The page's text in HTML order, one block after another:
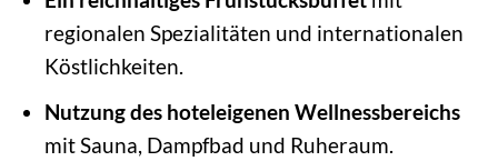
regionalen Spezialitäten und internationalen
Köstlichkeiten.
Nutzung des hoteleigenen Wellnessbereichs
mit Sauna, Dampfbad und Ruheraum.